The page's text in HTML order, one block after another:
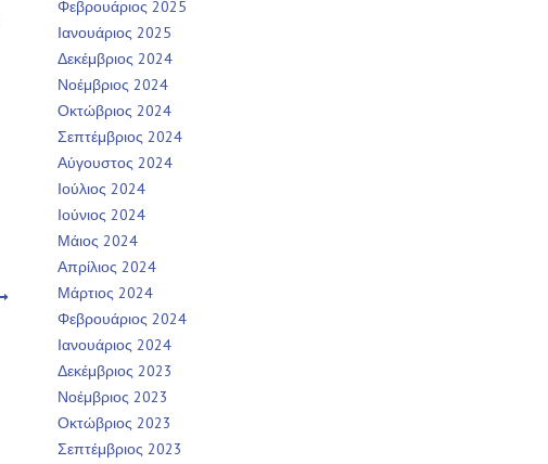
Φεβρουάριος 2025
Ιανουάριος 2025
Δεκέμβριος 2024
Νοέμβριος 2024
Οκτώβριος 2024
Σεπτέμβριος 2024
Αύγουστος 2024
Ιούλιος 2024
Ιούνιος 2024
Μάιος 2024
Απρίλιος 2024
Μάρτιος 2024
Φεβρουάριος 2024
Ιανουάριος 2024
Δεκέμβριος 2023
Νοέμβριος 2023
Οκτώβριος 2023
Σεπτέμβριος 2023